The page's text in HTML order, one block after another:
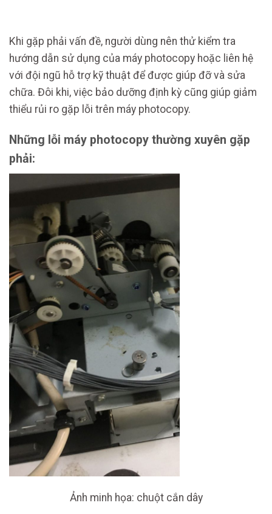
Khi gặp phải vấn đề, người dùng nên thử kiểm tra
hướng dẫn sử dụng của máy photocopy hoặc liên hệ
với đội ngũ hỗ trợ kỹ thuật để được giúp đỡ và sửa
chữa. Đôi khi, việc bảo dưỡng định kỳ cũng giúp giảm
thiểu rủi ro gặp lỗi trên máy photocopy.
Những lỗi máy photocopy thường xuyên gặp
phải:
Ảnh minh họa: chuột cắn dây